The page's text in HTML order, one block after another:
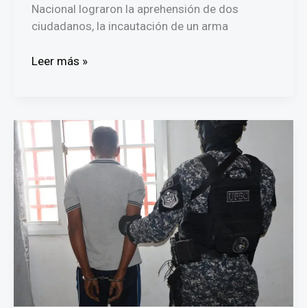
Nacional lograron la aprehensión de dos
ciudadanos, la incautación de un arma
Dos
y
vehículo
recuperado
en
operativo
policial
en
Leer más »